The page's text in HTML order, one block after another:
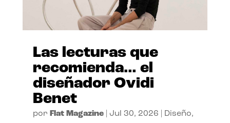
Las lecturas que
recomienda… el
diseñador Ovidi
Benet
por Flat Magazine| Jul 30, 2026 Diseño,